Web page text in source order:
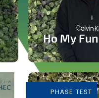
Ho My Fun
dynamique et
PHASE TEST